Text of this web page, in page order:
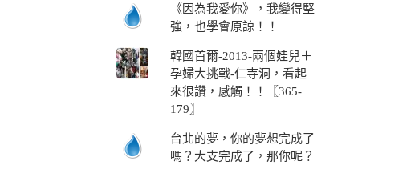
《因為我愛你》，我變得堅
強，也學會原諒！！
韓國首爾-2013-兩個娃兒＋
孕婦大挑戰-仁寺洞，看起
來很讚，感觸！！〖365-
179〗
台北的夢，你的夢想完成了
嗎？大支完成了，那你呢？